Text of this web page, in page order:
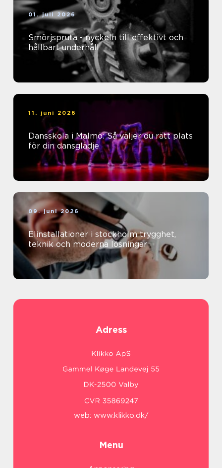
01. juli 2026
Smörjspruta - nyckeln till effektivt och
hållbart underhåll
11. juni 2026
Dansskola i Malmö: Så väljer du rätt plats
för din dansglädje
09. juni 2026
Elinstallationer i stockholm trygghet,
teknik och moderna lösningar
Adress
web: www.klikko.dk/
Menu